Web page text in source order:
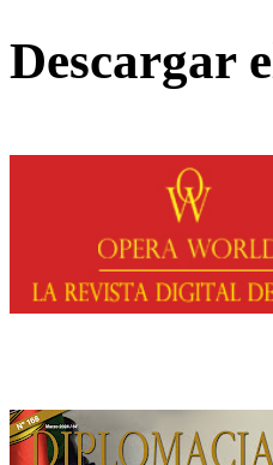
Descargar